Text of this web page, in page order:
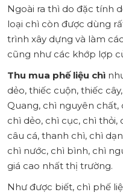
Ngoài ra thì do đặc tính
loại chì còn được dùng
trình xây dựng và làm
cũng như các khớp lợp
Thu mua phế liệu chì
dẻo, thiếc cuộn, thiếc
Quang, chì nguyên
chì dẻo, chì cục, chì
câu cá, thanh chì, chì
chì nước, chì bình, chì
giá cao nhất thị trường.
Như được biết, chì phế